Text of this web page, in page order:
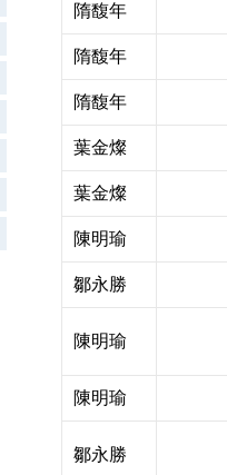
隋馥年
隋馥年
隋馥年
葉金燦
葉金燦
陳明瑜
鄒永勝
陳明瑜
陳明瑜
鄒永勝